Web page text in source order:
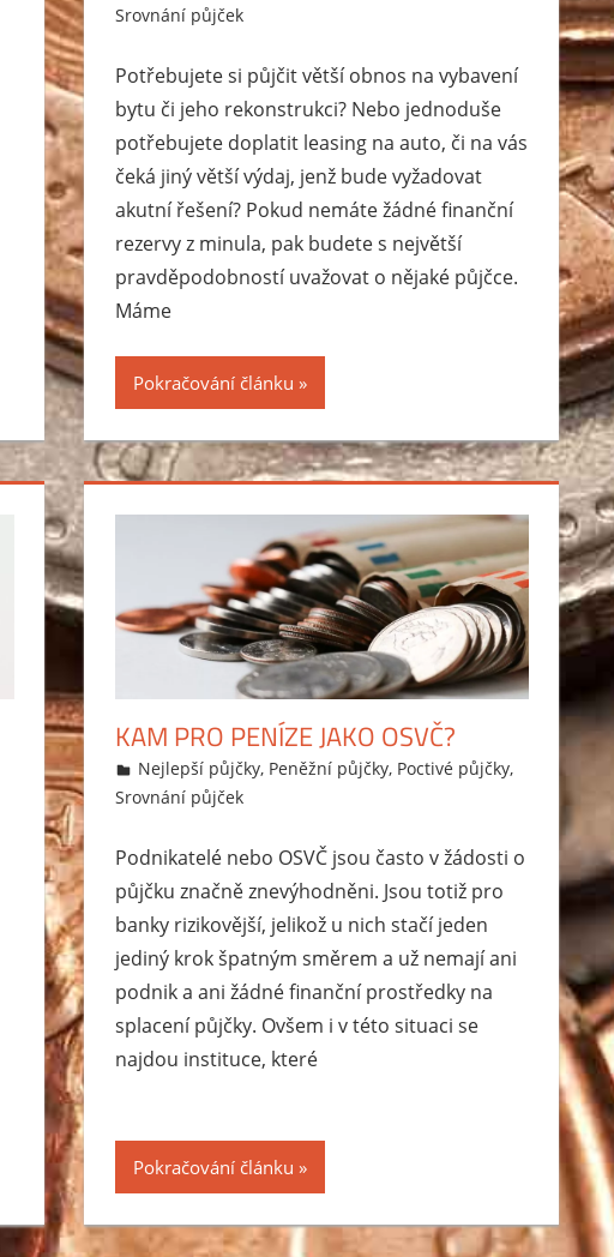
Srovnání půjček
Potřebujete si půjčit větší obnos na vybavení
bytu či jeho rekonstrukci? Nebo jednoduše
potřebujete doplatit leasing na auto, či na vás
čeká jiný větší výdaj, jenž bude vyžadovat
akutní řešení? Pokud nemáte žádné finanční
rezervy z minula, pak budete s největší
pravděpodobností uvažovat o nějaké půjčce.
Máme
Pokračování článku
KAM PRO PENÍZE JAKO OSVČ?
15.10.2014
Markéta Svobodová
Nejlepší půjčky, Peněžní půjčky, Poctivé půjčky,
Srovnání půjček
Podnikatelé nebo OSVČ jsou často v žádosti o
půjčku značně znevýhodněni. Jsou totiž pro
banky rizikovější, jelikož u nich stačí jeden
jediný krok špatným směrem a už nemají ani
podnik a ani žádné finanční prostředky na
splacení půjčky. Ovšem i v této situaci se
najdou instituce, které
Pokračování článku